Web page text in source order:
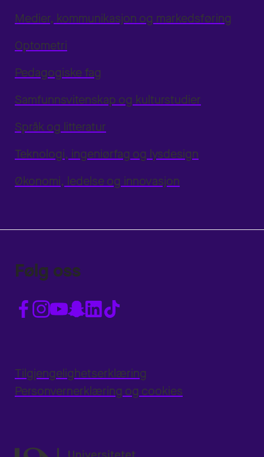
Medier, kommunikasjon og markedsføring
Optometri
Pedagogiske fag
Samfunnsvitenskap og kulturstudier
Språk og litteratur
Teknologi, ingeniørfag og lysdesign
Økonomi, ledelse og innovasjon
Følg oss
Tilgjengelighetserklæring
Personvernerklæring og cookies